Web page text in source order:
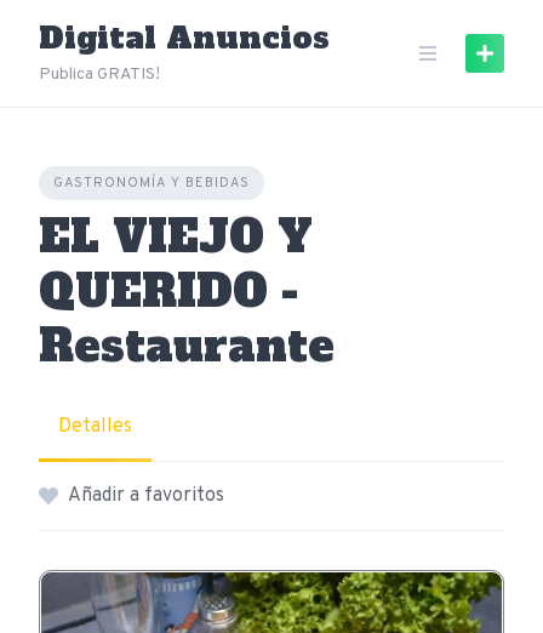
content
Digital Anuncios
Publica GRATIS!
GASTRONOMÍA Y BEBIDAS
EL VIEJO Y
QUERIDO -
Restaurante
Detalles
Añadir a favoritos